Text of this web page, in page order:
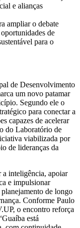
e alianças
ampliar o debate
de
para o
de Desenvolvimento
um novo patamar
Segundo ele o
para conectar a
capazes de acelerar
do Laboratório de
viabilizada por
de lideranças da
a inteligência, apoiar
e impulsionar
de longo
Conforme Paulo
o encontro reforça
está